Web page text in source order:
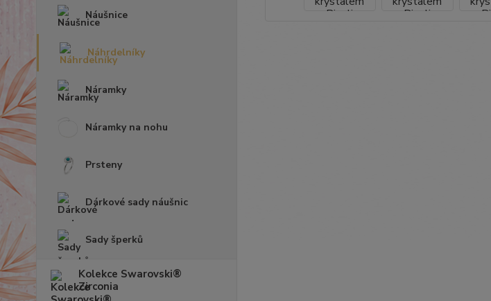
Náušnice
Náhrdelníky
Náramky
Náramky na nohu
Prsteny
Dárkové sady náušnic
Sady šperků
Kolekce Swarovski®
Zirconia